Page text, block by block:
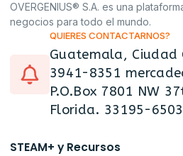
OVERGENIUS® S.A. es una
negocios para todo el mundo.
QUIERES CONTACTARNOS?
Guatemala, Ciudad
3941-8351
P.O.Box 7801 NW
Florida. 33195-6503
STEAM+ y Recursos